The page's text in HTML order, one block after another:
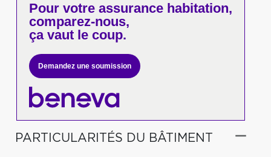
Pour votreassurance habitation,
comparez-nous,
ça vaut le coup.
Demandez une soumission
PARTICULARITÉS DU BÂTIMENT